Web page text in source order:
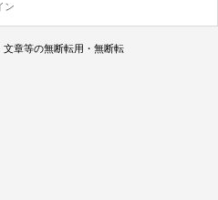
ン
章等の無断転用・無断転